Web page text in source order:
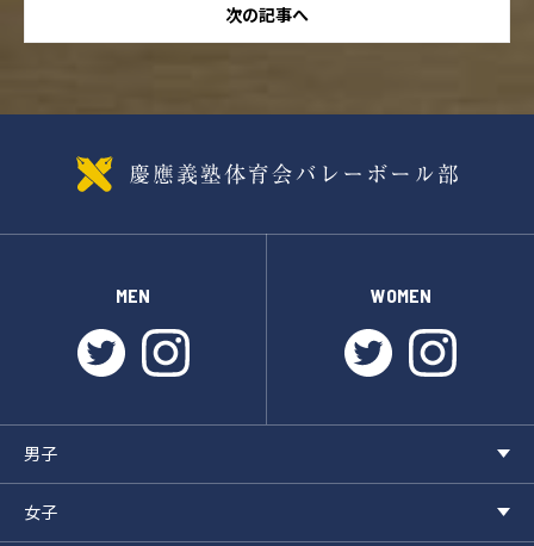
次の記事へ
MEN
twitterinstagram
WOMEN
twitter
男子
女子